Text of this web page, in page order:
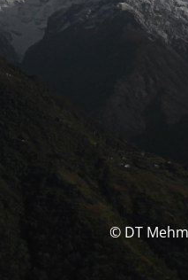
© DT